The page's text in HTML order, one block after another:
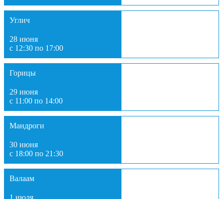
Углич
28 июня
с 12:30 по 17:00
Горицы
29 июня
с 11:00 по 14:00
Мандроги
30 июня
с 18:00 по 21:30
Валаам
1 июля